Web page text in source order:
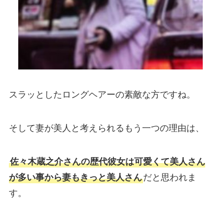
スラッとしたロングヘアーの素敵な方ですね。
そして妻が美人と考えられるもう一つの理由は、
佐々木蔵之介さんの歴代彼女は可愛くて美人さん
が多い事から妻もきっと美人さんだと思われま
す。